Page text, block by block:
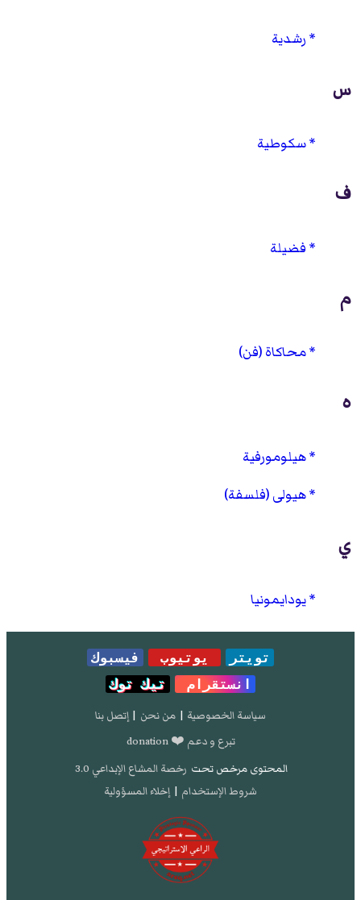
رشدية
س
سكوطية
ف
فضيلة
م
محاكاة (فن)
ه
هيلومورفية
هيولى (فلسفة)
ي
يودايمونيا
تويتر يوتيوب
فيسبوك
انستقرام
تيك توك
سياسة الخصوصية | من نحن | إتصل بنا
تبرع و دعم ❤️ donation
المحتوى مرخص تحت رخصة المشاع الإبداعي 3.0
شروط الإستخدام | إخلاء المسؤولية